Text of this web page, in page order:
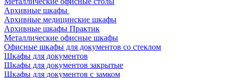
Архивные шкафы
Архивные медицинские шкафы
Архивные шкафы Практик
Металлические офисные шкафы
Офисные шкафы для документов со стеклом
Шкафы для документов
Шкафы для документов закрытые
Шкафы для документов с замком